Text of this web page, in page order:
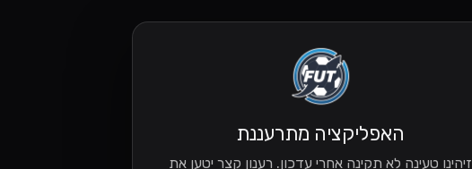
האפליקציה מתרעננת
זיהינו טעינה לא תקינה אחרי עדכון. רענון קצר יטען את